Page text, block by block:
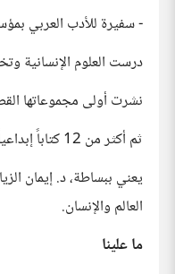
- سفيرة للأدب العربي
درست العلوم الإنسانية
نشرت أولى مجموعاتها
ثم أكثر من 12 كتاباً إبداعياً ونقدياً وبحثياً منها روايات: دموع النوافذ، مينوراه اللي كانت صادرة عن دار المعارف عام 2018.
يعني ببساطة، د. إيمان
العالم والإنسان.
ما علينا